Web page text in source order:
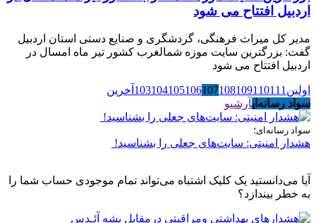
اردبیل افتتاح می شود
مدیر کل میراث فرهنگی، گردشگری و صنایع دستی استان اردبیل
گفت: بزرگترین سایت موزه شمالغرب کشور تیر ماه امسال در
اردبیل افتتاح می شود
اولین 103104105106107108109110111
آخرین
سواد رسانه‌ایآرشیو
سواد رسانه‌ای؛
هشدار امنیتی: سایت‌های جعلی را بشناسید!
آیا می‌دانستید یک کلیک اشتباه می‌تواند تمام موجودی حساب شما را
به خطر بیندازد؟